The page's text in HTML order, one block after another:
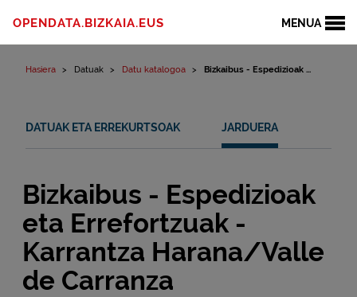
MENUA
OPENDATA.BIZKAIA.EUS
Hasiera Datuak Datu katalogoa Bizkaibus - Espedizioak ...
DATUAK ETA ERREKURTSOAK JARDUERA
Bizkaibus - Espedizioak
eta Errefortzuak -
Karrantza Harana/Valle
de Carranza